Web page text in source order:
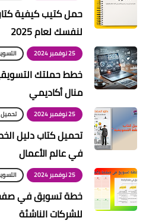
حمل كتيب كيفية
لنفسك لعام 2025
25 نوفمبر 2024
خطط حملتك
منال أكاديمي
25 نوفمبر 2024
تحميل كتاب دليل
في عالم الأعمال
25 نوفمبر 2024
خطة تسويق في
للشركات الناشئة